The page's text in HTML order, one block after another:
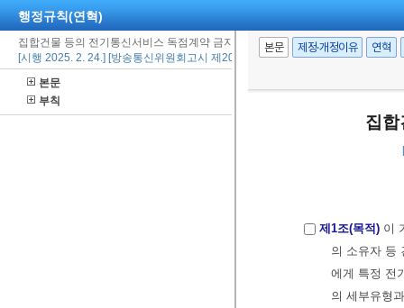
행정규칙(연혁)
집합건물 등의 전기통신서비스 독점계약 금지 세부기준
[시행 2025. 2. 24.] [방송통신위원회고시 제2025-1호, 2025. 2. 24., 제정]
본문
부칙
본문 제정·개정이유 연혁
집합
제1조(목적) 이
의 소유자 등
에게 특정 전
의 세부유형